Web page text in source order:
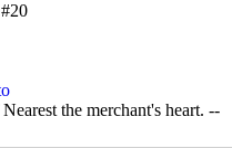
#20
the merchant's heart. --